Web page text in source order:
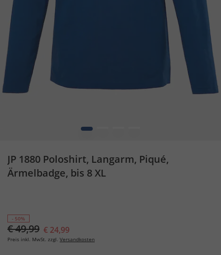
1
JP 1880 Poloshirt, Langarm, Piqué,
Ärmelbadge, bis 8 XL
- 50%
€ 49,99 € 24,99
Preis inkl. MwSt. zzgl. Versandkosten